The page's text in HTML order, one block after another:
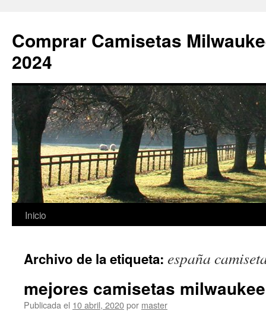
Comprar Camisetas
2024
Saltar
contenido
Inicio
Archivo de la etiqueta: españa
mejores camisetas
Publicada el 10 abril, 2020por master